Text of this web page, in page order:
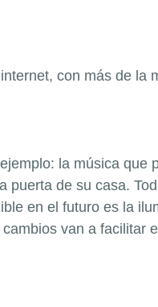
con más de la
la música que
de su casa.
en el futuro es la
van a facilitar